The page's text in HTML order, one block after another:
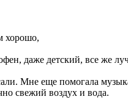
хорошо,
даже детский, все же
Мне еще помогала
свежий воздух и вода.